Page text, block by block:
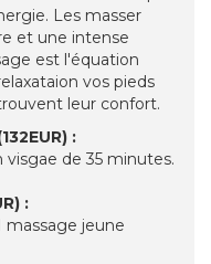
Les masser
et une intense
est l'équation
vos pieds
leur confort.
:
visgae de 35 minutes.
:
massage jeune